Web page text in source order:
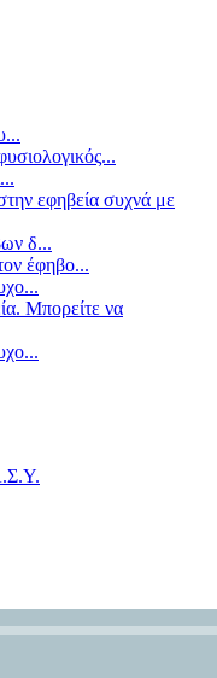
εφηβεία συχνά με
δ...
έφηβο...
Μπορείτε να